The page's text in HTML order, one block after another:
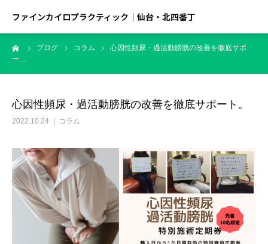
ファインカイロプラクティック｜仙台・北四番丁
ブログ コラム
心因性頻尿・過活動膀胱の改善を徹底サポ
ー…
心因性頻尿・過活動膀胱の改善を徹底サポート。
2022.10.24 コラム